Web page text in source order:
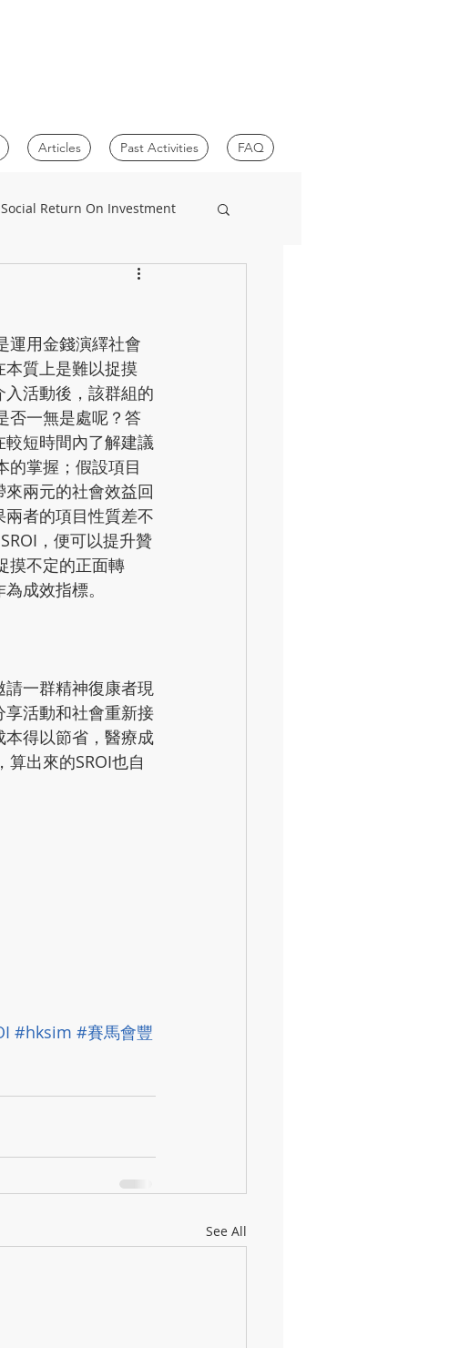
Articles Past Activities FAQ
Social Return On Investment
運用金錢演繹社會
質上是難以捉摸
活動後，該群組的
否一無是處呢？答
短時間內了解建議
的掌握；假設項目
兩元的社會效益回
者的項目性質差不
，便可以提升贊
摸不定的正面轉
成效指標。
一群精神復康者現
活動和社會重新接
得以節省，醫療成
出來的SROI也自
#hksim #賽馬會豐
See All